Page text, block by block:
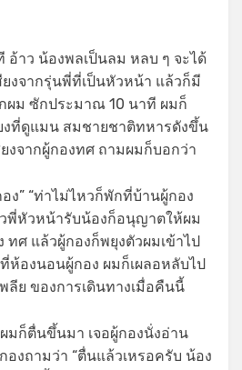
อ้าว น้องพลเป็นลม หลบ ๆ จะได้
งจากรุ่นพี่ที่เป็นหัวหน้า แล้วก็มี
ผม ซักประมาณ 10 นาที ผมก็
งที่ดูแมน สมชายชาติทหารดังขึ้น
ยงจากผู้กองทศ ถามผมก็บอกว่า
ง” “ท่าไม่ไหวก็พักที่บ้านผู้กอง
พี่หัวหน้ารับน้องก็อนุญาตให้ผม
ศ แล้วผู้กองก็พยุงตัวผมเข้าไป
ห้องนอนผู้กอง ผมก็เผลอหลับไป
ลีย ของการเดินทางเมื่อคืนนี้
มก็ตื่นขึ้นมา เจอผู้กองนั่งอ่าน
งถามว่า “ตื่นแล้วเหรอครับ น้อง